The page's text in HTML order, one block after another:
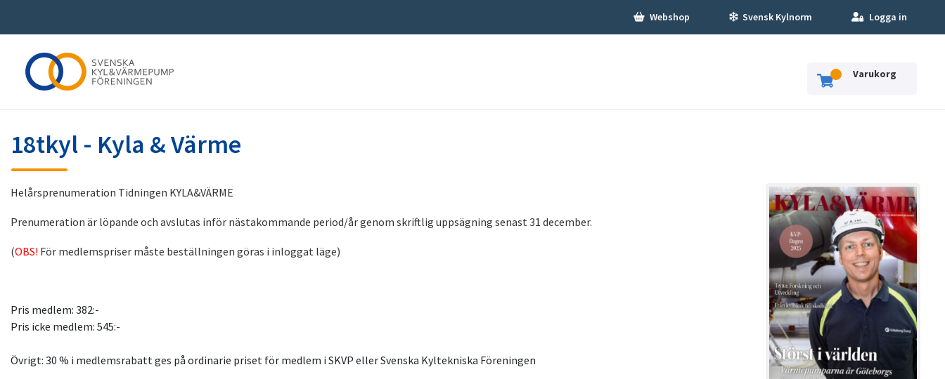
Webshop Svensk Kylnorm Logga in
Varukorg
18tkyl - Kyla & Värme
Helårsprenumeration Tidningen KYLA&VÄRME
Prenumeration är löpande och avslutas inför nästakommande period/år genom skriftlig uppsägning senast 31 december.
(OBS! För medlemspriser måste beställningen göras i inloggat läge)
Pris medlem: 382:-
Pris icke medlem: 545:-
Övrigt: 30 % i medlemsrabatt ges på ordinarie priset för medlem i SKVP eller Svenska Kyltekniska Föreningen